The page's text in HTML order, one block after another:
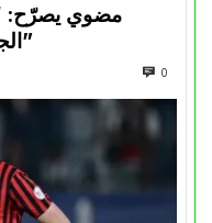
مضوي يصرّح:
الجزائرية في المسابقات القارية”
0